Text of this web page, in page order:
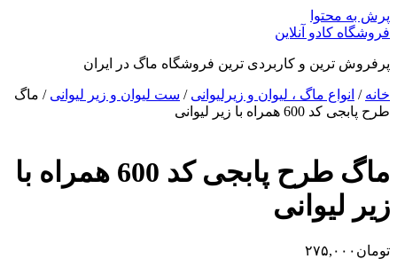
پرش به محتوا
فروشگاه کادو آنلاین
پرفروش ترین و کاربردی ترین فروشگاه ماگ در ایران
خانه / انواع ماگ ، لیوان و زیرلیوانی / ست لیوان و زیر لیوانی / ماگ
طرح پابجی کد 600 همراه با زیر لیوانی
ماگ طرح پابجی کد 600 همراه با
زیر لیوانی
تومان ۲۷۵,۰۰۰